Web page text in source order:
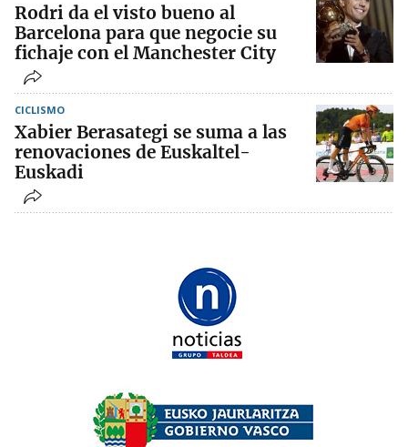
Rodri da el visto bueno al
Barcelona para que negocie su
fichaje con el Manchester City
CICLISMO
Xabier Berasategi se suma a las
renovaciones de Euskaltel-
Euskadi